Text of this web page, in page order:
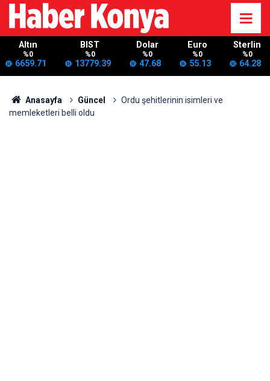
Altın
%0
6659.71
BIST
%0
13779.39
Dolar
%0
47.68
Euro
%0
55.13
Sterlin
%0
64.28
Anasayfa Güncel
Ordu şehitlerinin isimleri ve
memleketleri belli oldu